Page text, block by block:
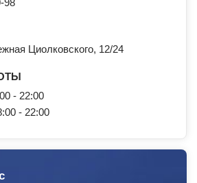
Циолковского, 12/24
- 22:00
- 22:00